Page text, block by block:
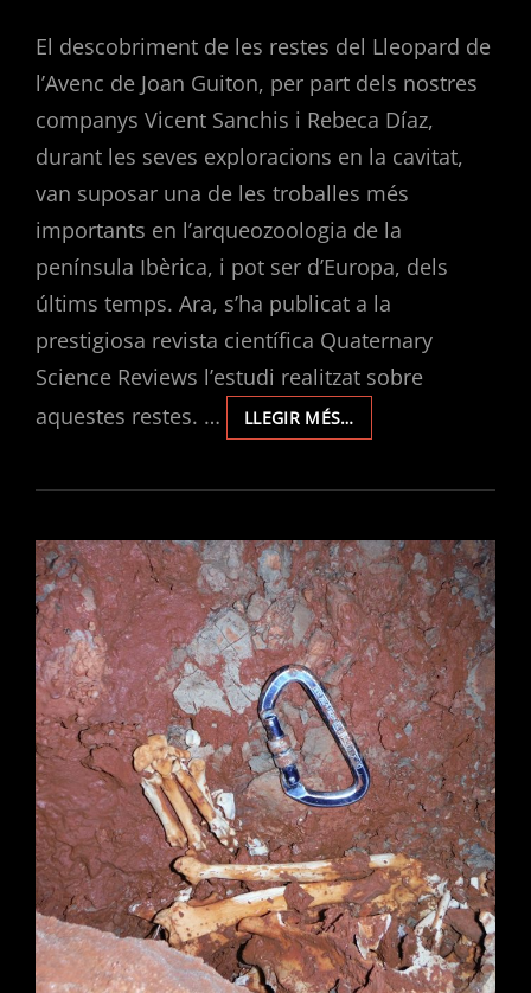
El descobriment de les restes del Lleopard de
l’Avenc de Joan Guiton, per part dels nostres
companys Vicent Sanchis i Rebeca Díaz,
durant les seves exploracions en la cavitat,
van suposar una de les troballes més
importants en l’arqueozoologia de la
península Ibèrica, i pot ser d’Europa, dels
últims temps. Ara, s’ha publicat a la
prestigiosa revista científica Quaternary
Science Reviews l’estudi realitzat sobre
aquestes restes. …
LLEGIR MÉS…LLEOPARD
DE
DE
GUITON,
PUBLICACIÓ
DE
L’ESTUDI
REALITZAT
EN
QUATERNARY
SCIENCE
REVIEWS.